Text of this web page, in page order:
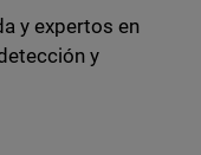
y expertos en
y